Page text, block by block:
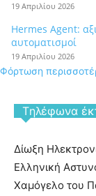
19 Απριλίου 2026
Hermes Agent:
αυτοματισμοί
19 Απριλίου 2026
Φόρτωση
Tηλέφωνα
Δίωξη
Ελληνική
Χαμόγελο του